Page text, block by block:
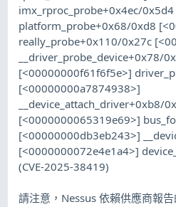
imx_rproc_probe+0x4ec/
platform_probe+0x68/0xd8
really_probe+0x110/0x27c
__driver_probe_device+0x78/
[<00000000f61f6f5e>]
[<00000000a7874938>]
__device_attach_driver+0xb8/
[<0000000065319e69>]
[<00000000db3eb243>]
[<0000000072e4e1a4>]
(CVE-2025-38419)
請注意，Nessus 依賴供應商報告